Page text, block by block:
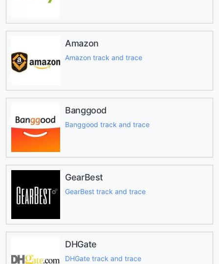
Amazon
Amazon track and trace
Banggood
Banggood track and trace
GearBest
GearBest track and trace
DHGate
DHGate track and trace